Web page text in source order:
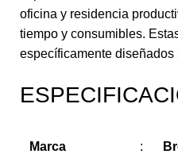
oficina y residencia
tiempo y consumibles.
específicamente diseñados
Marca :